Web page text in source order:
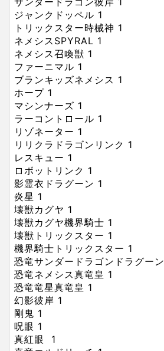
ジャンクドッペル 1
トリックスター時械神 1
ネメシスSPYRAL 1
ネメシス召喚獣 1
ファーニマル 1
ブランキッズネメシス 1
ホープ 1
マシンナーズ 1
ラーコントロール 1
リゾネーター 1
リリクラドラゴンリンク 1
レスキュー 1
ロボットリンク 1
影霊衣ドラグーン 1
炎星 1
壊獣カグヤ 1
壊獣カグヤ機界騎士 1
壊獣トリックスター 1
機界騎士トリックスター 1
恐竜サンダードラゴンドラグーン
恐竜ネメシス真竜皇 1
恐竜竜星真竜皇 1
幻影彼岸 1
剛鬼 1
呪眼 1
真紅眼
1